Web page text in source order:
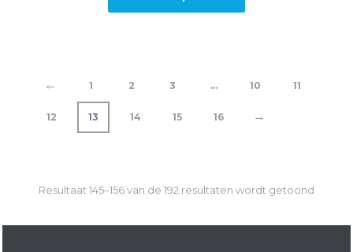
← 1 2 3 … 10 11
12 13 14 15 16 →
Resultaat 145–156 van de 192 resultaten wordt getoond